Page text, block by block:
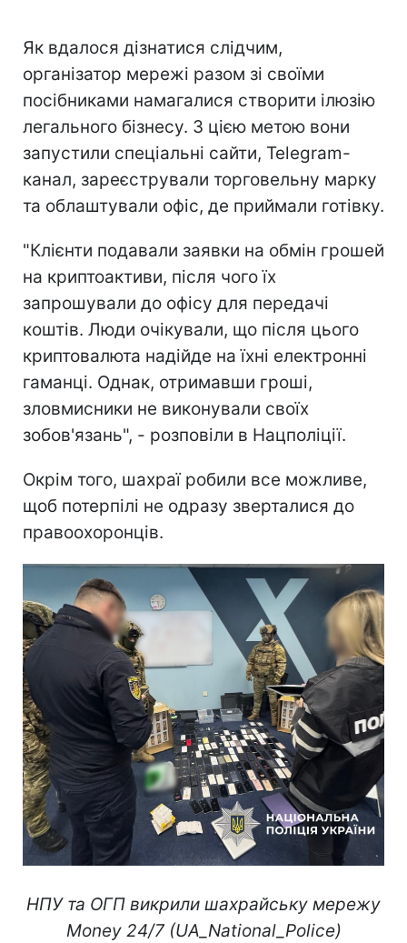
Як вдалося дізнатися слідчим,
організатор мережі разом зі своїми
посібниками намагалися створити ілюзію
легального бізнесу. З цією метою вони
запустили спеціальні сайти, Telegram-
канал, зареєстрували торговельну марку
та облаштували офіс, де приймали готівку.
"Клієнти подавали заявки на обмін грошей
на криптоактиви, після чого їх
запрошували до офісу для передачі
коштів. Люди очікували, що після цього
криптовалюта надійде на їхні електронні
гаманці. Однак, отримавши гроші,
зловмисники не виконували своїх
зобов'язань", - розповіли в Нацполіції.
Окрім того, шахраї робили все можливе,
щоб потерпілі не одразу зверталися до
правоохоронців.
НПУ та ОГП викрили шахрайську мережу
Money 24/7 (UA_National_Police)